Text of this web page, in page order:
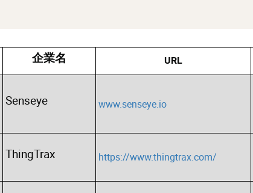
企業名 URL
Senseye www.senseye.io
ThingTrax https://www.thingtrax.com/